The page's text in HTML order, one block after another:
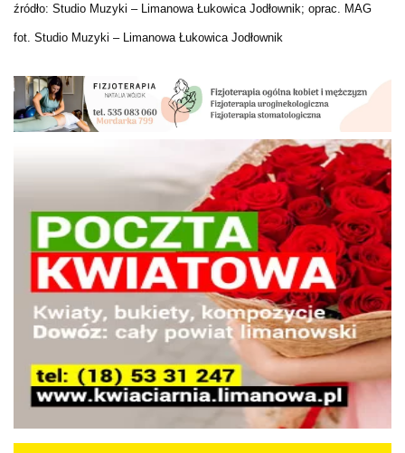
źródło: Studio Muzyki – Limanowa Łukowica Jodłownik; oprac. MAG
fot. Studio Muzyki – Limanowa Łukowica Jodłownik